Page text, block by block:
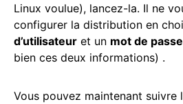
Linux voulue), lancez-la. Il ne
configurer la distribution en
d’utilisateur et un mot de passe
bien ces deux informations) .
Vous pouvez maintenant suivre